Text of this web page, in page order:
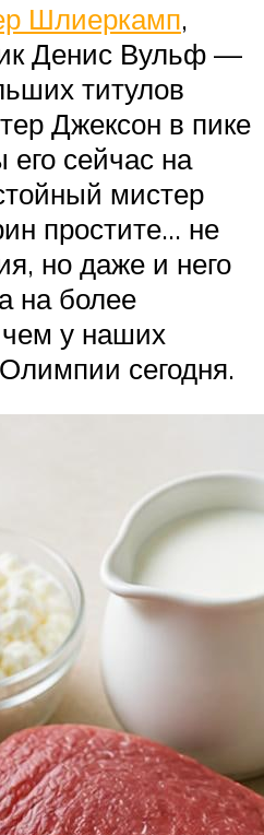
Шлиеркамп,
Денис Вульф —
титулов
Джексон в пике
сейчас на
мистер
простите… не
но даже и него
на более
у наших
сегодня.